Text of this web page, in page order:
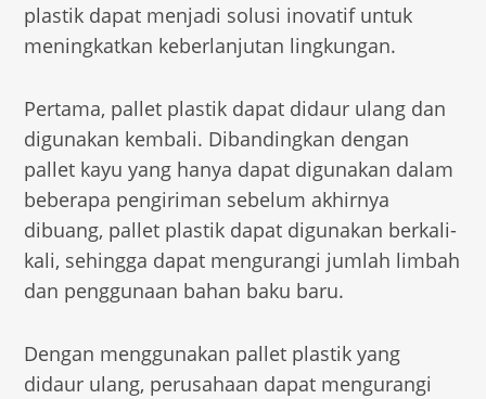
plastik dapat menjadi solusi inovatif untuk
meningkatkan keberlanjutan lingkungan.
Pertama, pallet plastik dapat didaur ulang dan
digunakan kembali. Dibandingkan dengan
pallet kayu yang hanya dapat digunakan dalam
beberapa pengiriman sebelum akhirnya
dibuang, pallet plastik dapat digunakan berkali-
kali, sehingga dapat mengurangi jumlah limbah
dan penggunaan bahan baku baru.
Dengan menggunakan pallet plastik yang
didaur ulang, perusahaan dapat mengurangi